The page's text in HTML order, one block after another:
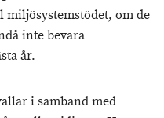
om de
inte bevara
år.
i samband med